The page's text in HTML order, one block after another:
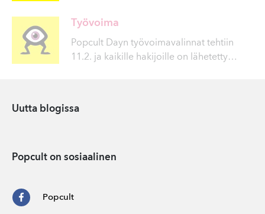
Työvoima
Popcult Dayn työvoimavalinnat tehtiin
11.2. ja kaikille hakijoille on lähetetty…
Uutta blogissa
Popcult on sosiaalinen
Popcult